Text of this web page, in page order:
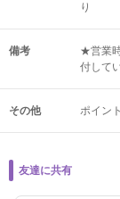
り
備考
★営業
付して
その他 ポイン
友達に共有